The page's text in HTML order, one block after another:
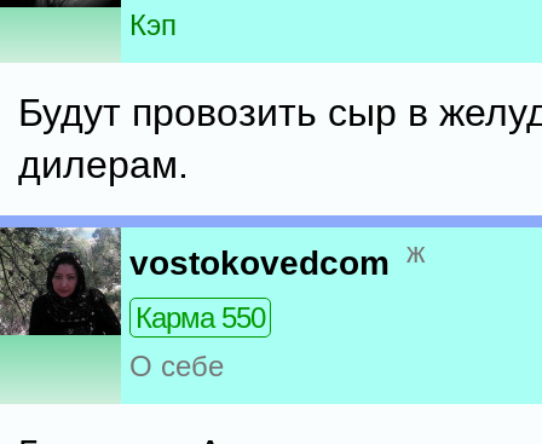
Кэп
Будут провозить сыр в
дилерам.
vostokovedcom ж
Карма 550
О себе